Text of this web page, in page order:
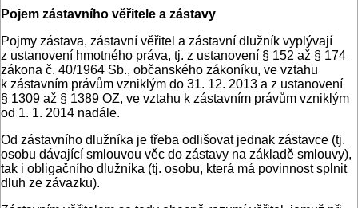
Pojem zástavního věřitele a zástavy
Pojmy zástava, zástavní věřitel a zástavní dlužník vyplývají
z ustanovení hmotného práva, tj. z ustanovení § 152 až § 174
zákona č. 40/1964 Sb., občanského zákoníku, ve vztahu
k zástavním právům vzniklým do 31. 12. 2013 a z ustanovení
§ 1309 až § 1389 OZ, ve vztahu k zástavním právům vzniklým
od 1. 1. 2014 nadále.
Od zástavního dlužníka je třeba odlišovat jednak zástavce (tj.
osobu dávající smlouvou věc do zástavy na základě smlouvy),
tak i obligačního dlužníka (tj. osobu, která má povinnost splnit
dluh ze závazku).